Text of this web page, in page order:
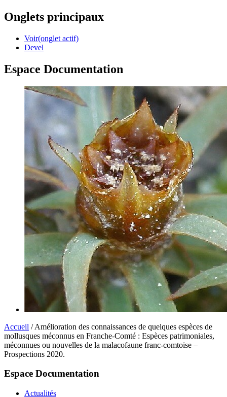
Onglets principaux
Voir(onglet actif)
Devel
Espace Documentation
Accueil / Amélioration des connaissances de quelques espèces de
mollusques méconnus en Franche-Comté : Espèces patrimoniales,
méconnues ou nouvelles de la malacofaune franc-comtoise –
Prospections 2020.
Espace Documentation
Actualités